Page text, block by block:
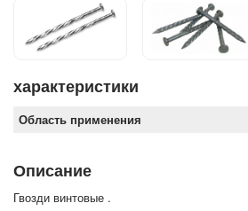
характеристики
Область применения
Описание
Гвозди винтовые .